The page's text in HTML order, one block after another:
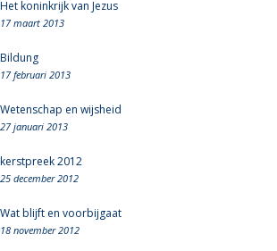
Het koninkrijk van Jezus
17 maart 2013
Bildung
17 februari 2013
Wetenschap en wijsheid
27 januari 2013
kerstpreek 2012
25 december 2012
Wat blijft en voorbijgaat
18 november 2012